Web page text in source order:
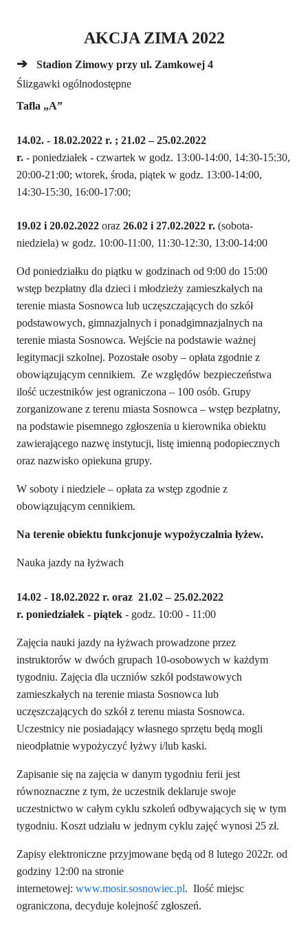
AKCJA ZIMA 2022
➔
Stadion Zimowy przy ul. Zamkowej 4
Ślizgawki ogólnodostępne
Tafla „A”
14.02. - 18.02.2022 r. ; 21.02 – 25.02.2022
r. - poniedziałek - czwartek w godz. 13:00-14:00, 14:30-15:30,
20:00-21:00; wtorek, środa, piątek w godz. 13:00-14:00,
14:30-15:30, 16:00-17:00;
19.02 i 20.02.2022 oraz 26.02 i 27.02.2022 r. (sobota-
niedziela) w godz. 10:00-11:00, 11:30-12:30, 13:00-14:00
Od poniedziałku do piątku w godzinach od 9:00 do 15:00
wstęp bezpłatny dla dzieci i młodzieży zamieszkałych na
terenie miasta Sosnowca lub uczęszczających do szkół
podstawowych, gimnazjalnych i ponadgimnazjalnych na
terenie miasta Sosnowca. Wejście na podstawie ważnej
legitymacji szkolnej. Pozostałe osoby – opłata zgodnie z
obowiązującym cennikiem. Ze względów bezpieczeństwa
ilość uczestników jest ograniczona – 100 osób. Grupy
zorganizowane z terenu miasta Sosnowca – wstęp bezpłatny,
na podstawie pisemnego zgłoszenia u kierownika obiektu
zawierającego nazwę instytucji, listę imienną podopiecznych
oraz nazwisko opiekuna grupy.
W soboty i niedziele – opłata za wstęp zgodnie z
obowiązującym cennikiem.
Na terenie obiektu funkcjonuje wypożyczalnia łyżew.
Nauka jazdy na łyżwach
14.02 - 18.02.2022 r. oraz 21.02 – 25.02.2022
r. poniedziałek - piątek - godz. 10:00 - 11:00
Zajęcia nauki jazdy na łyżwach prowadzone przez
instruktorów w dwóch grupach 10-osobowych w każdym
tygodniu. Zajęcia dla uczniów szkół podstawowych
zamieszkałych na terenie miasta Sosnowca lub
uczęszczających do szkół z terenu miasta Sosnowca.
Uczestnicy nie posiadający własnego sprzętu będą mogli
nieodpłatnie wypożyczyć łyżwy i/lub kaski.
Zapisanie się na zajęcia w danym tygodniu ferii jest
równoznaczne z tym, że uczestnik deklaruje swoje
uczestnictwo w całym cyklu szkoleń odbywających się w tym
tygodniu. Koszt udziału w jednym cyklu zajęć wynosi 25 zł.
Zapisy elektroniczne przyjmowane będą od 8 lutego 2022r. od
godziny 12:00 na stronie
internetowej: www.mosir.sosnowiec.pl. Ilość miejsc
ograniczona, decyduje kolejność zgłoszeń.